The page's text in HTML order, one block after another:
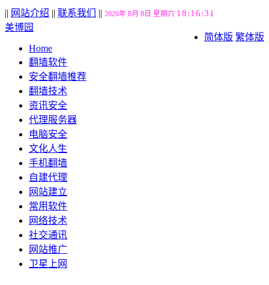
|| 网站介绍 || 联系我们 || 2026年 8月 8日 星期六 18:16:32
简体版 繁体版
美博园
Home
翻墙软件
安全翻墙推荐
翻墙技术
资讯安全
代理服务器
电脑安全
文化人生
手机翻墙
自建代理
网站建立
常用软件
网络技术
社交通讯
网站推广
卫星上网